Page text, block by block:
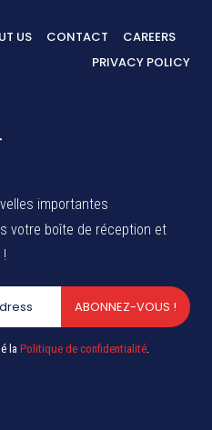
US CONTACT
CAREERS
PRIVACY POLICY
importantes
votre boîte de réception et
!
ABONNEZ-VOUS !
laPolitique de confidentialité